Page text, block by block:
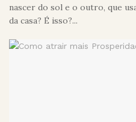
nascer do sol e o outro, que
da casa? É isso?...